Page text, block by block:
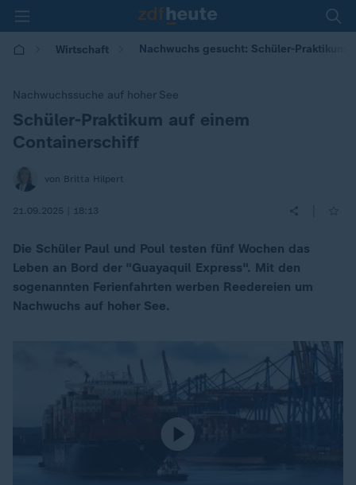
Wirtschaft Nachwuchs gesucht: Schüler-Praktikum
Nachwuchssuche auf hoher See
:
Schüler-Praktikum auf einem
Containerschiff
von Britta Hilpert
21.09.2025 | 18:13
Die Schüler Paul und Poul testen fünf Wochen das
Leben an Bord der "Guayaquil Express". Mit den
sogenannten Ferienfahrten werben Reedereien um
Nachwuchs auf hoher See.